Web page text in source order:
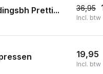
Pretti... 36,95
Incl. btw
19,95
Incl. btw